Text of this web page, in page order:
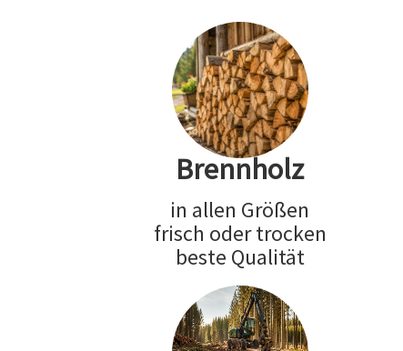
Brennholz
in allen Größen
frisch oder trocken
beste Qualität